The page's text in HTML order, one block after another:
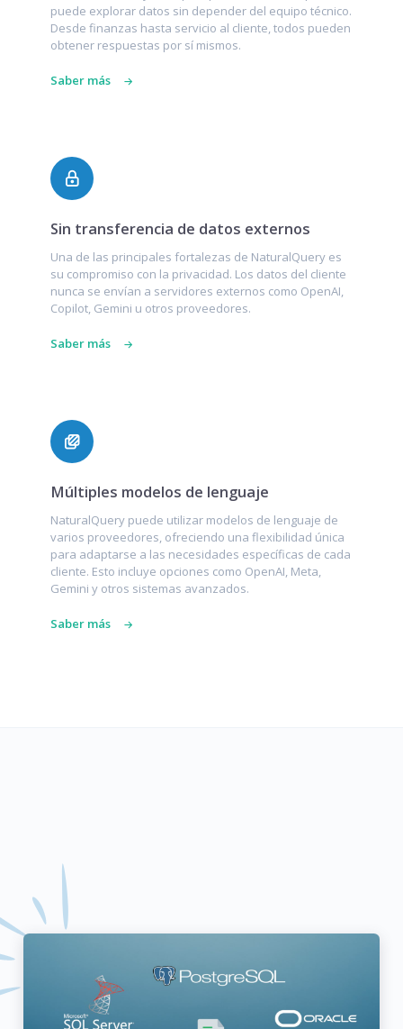
puede explorar datos sin depender del equipo técnico.
Desde finanzas hasta servicio al cliente, todos pueden
obtener respuestas por sí mismos.
Saber más
Sin transferencia de datos externos
Una de las principales fortalezas de NaturalQuery es
su compromiso con la privacidad. Los datos del cliente
nunca se envían a servidores externos como OpenAI,
Copilot, Gemini u otros proveedores.
Saber más
Múltiples modelos de lenguaje
NaturalQuery puede utilizar modelos de lenguaje de
varios proveedores, ofreciendo una flexibilidad única
para adaptarse a las necesidades específicas de cada
cliente. Esto incluye opciones como OpenAI, Meta,
Gemini y otros sistemas avanzados.
Saber más